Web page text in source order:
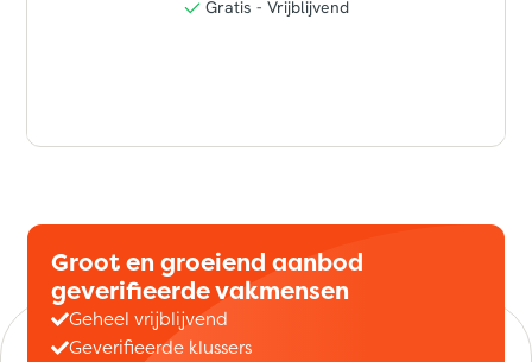
Groot en groeiend aanbod
geverifieerde vakmensen
Geheel vrijblijvend
Geverifieerde klussers